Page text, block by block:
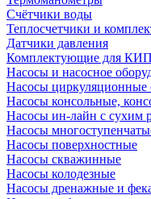
Счётчики воды
Теплосчетчики и
Датчики давления
Комплектующие для
Насосы и насосное
Насосы
Насосы консольные,
Насосы ин-лайн с сухим
Насосы
Насосы поверхностные
Насосы скважинные
Насосы колодезные
Насосы дренажные и